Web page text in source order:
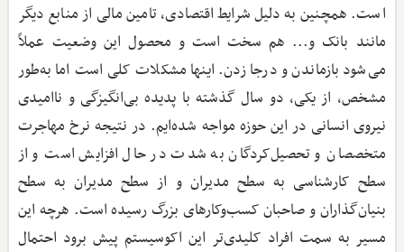
است. همچنین به دلیل شرایط اقتصادی، تامین مالی از منابع دیگر
مانند بانک و... هم سخت است و محصول این وضعیت عملاً
می‌شود باز‌ماندن و درجا زدن. اینها مشکلات کلی است اما به‌طور
مشخص، از یکی، دو سال گذشته با پدیده بی‌انگیزگی و ناامیدی
نیروی انسانی در این حوزه مواجه شده‌ایم. در نتیجه نرخ مهاجرت
متخصصان و تحصیل‌کردگان به شدت در حال افزایش است و از
سطح کارشناسی به سطح مدیران و از سطح مدیران به سطح
بنیان‌گذاران و صاحبان کسب‌وکارهای بزرگ رسیده است. هرچه این
مسیر به سمت افراد کلیدی‌تر این اکوسیستم پیش برود احتمال